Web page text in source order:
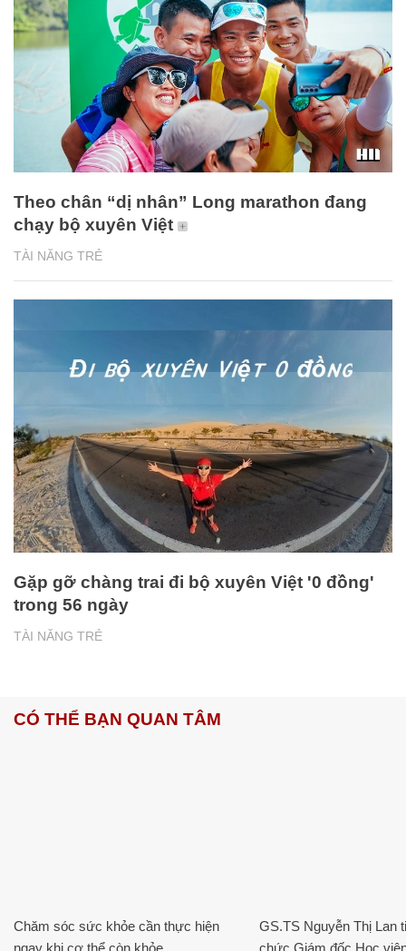
TÀI NĂNG TRẺ
Theo chân “dị nhân” Long marathon đang
chạy bộ xuyên Việt
TÀI NĂNG TRẺ
Gặp gỡ chàng trai đi bộ xuyên Việt '0 đồng'
trong 56 ngày
CÓ THỂ BẠN QUAN TÂM
Chăm sóc sức khỏe cần thực hiện
ngay khi cơ thể còn khỏe
GS.TS Nguyễn Thị Lan
chức Giám đốc Học